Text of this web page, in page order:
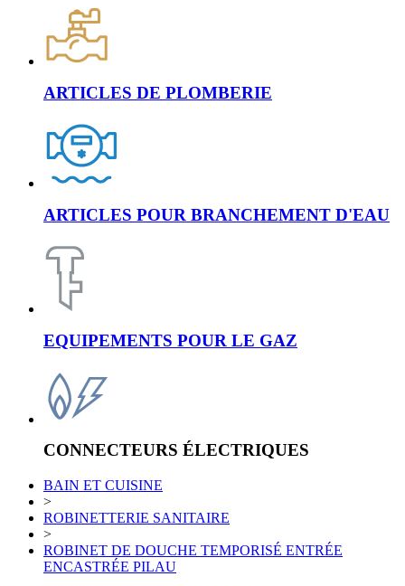
ARTICLES DE PLOMBERIE
ARTICLES POUR BRANCHEMENT D'EAU
EQUIPEMENTS POUR LE GAZ
CONNECTEURS ÉLECTRIQUES
BAIN ET CUISINE
>
ROBINETTERIE SANITAIRE
>
ROBINET DE DOUCHE TEMPORISÉ ENTRÉE
ENCASTRÉE PILAU